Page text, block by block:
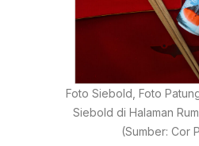
Foto Siebold, Foto
Siebold di Halaman
(Sumber: Cor